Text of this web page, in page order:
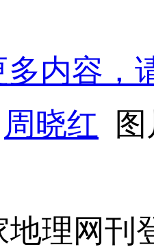
内容，
周晓红
地理网刊